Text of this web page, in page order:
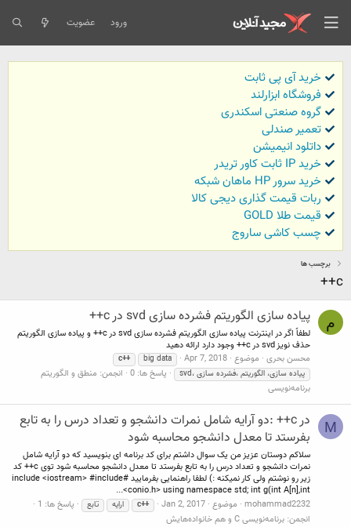
ورود عضویت
خرید آی پی ثابت
فروشگاه ابزارلند
گروه صنعتی اسکندری
تعمیر صندلی
داتلود انیمیشن
خرید IP ثابت کاور تریدر
خرید سرور HP ماهان شبکه
ربات قیمت گذاری دیجی کالا
قیمت طلا GOLD
چسب کاشی ساروج
برچسب ها
c++
م پیاده سازی الگوریتم فشرده سازی svd در c++
لطفاً اگر در اینترنت پیاده سازی الگوریتم فشرده سازی svd در c++ و پیاده سازی الگوریتم
حذف نویز svd در c++ وجود دارد ارائه دهید
محسن بحری موضوع Apr 7, 2018
big data
c++
پیاده سازی، الگوریتم ،فشرده سازی ،svd
پاسخ ها: 0 انجمن: منطق و الگوریتم
برنامه‌نویسی
M
در c++ :دو آرایه شامل نمرات دانشجو و تعداد درس را به تابع
بفرستد تا معدل دانشجو محاسبه شود
سلاکم دوستان عزیز من یک سوال داشتم برای کد برنامه ای بنویسید که دو آرایه شامل
نمرات دانشجو و تعداد درس را به تابع بفرستد تا معدل دانشجو محاسبه شود توی c++ کد
زیر رو نوشتم ولی کار نمیکنه :) لطفا راهنمایی بفرمایید #include <iostream> #include
<conio.h> using namespace std; int g(int A[n],int...
mohammad2232 موضوع Jan 2, 2017
c++ ارایه تابع
پاسخ ها: 1
انجمن: برنامه‌نویسی C و هم خانواده‌هایش